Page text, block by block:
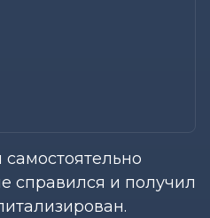
справился и получил